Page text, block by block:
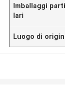
Imballaggi
lari
Luogo di